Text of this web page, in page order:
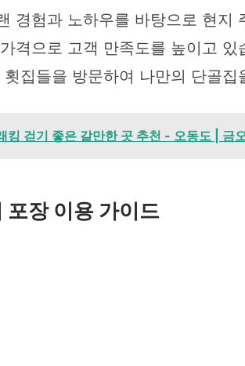
경험과 노하우를 바탕으로 현
격으로 고객 만족도를 높이고
집들을 방문하여 나만의 단골
킹 걷기 좋은 갈만한 곳 추천 - 오동도 | 금
포장 이용 가이드